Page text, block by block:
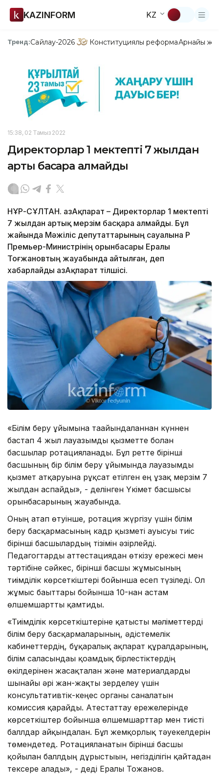
KAZINFORM KZ
Тренд:Сайлау-2026 Конституциялық реформаАрнайы
15:38, 02 Тамыз 2022
Директорлар 1 мектепті 7 жылдан
артық басқара алмайды
НҰР-СҰЛТАН. ҚазАқпарат – Директорлар 1 мектепті
7 жылдан артық мерзім басқара алмайды. Бұл
жайында Мәжіліс депутаттарының сауалына ҚР
Премьер-Министрінің орынбасары Ералы
Тоғжановтың жауабында айтылған, деп
хабарлайды ҚазАқпарат тілшісі.
«Білім беру ұйымына тағайындалғаннан күннен
бастап 4 жыл лауазымды қызметте болған
басшылар ротацияланады. Бұл ретте бірінші
басшының бір білім беру ұйымында лауазымды
қызмет атқаруына рұқсат етілген ең ұзақ мерзім 7
жылдан аспайды», - делінген Үкімет басшысы
орынбасарының жауабында.
Оның атап өтуінше, ротация жүргізу үшін білім
беру басқармасының кадр қызметі ауысуы тиіс
бірінші басшылардың тізімін әзірлейді.
Педагогтарды аттестациядан өткізу ережесі мен
тәртібіне сәйкес, бірінші басшы жұмысының
тиімділік көрсеткіштері бойынша есеп түзіледі. Ол
жұмыс бағыттары бойынша 10-нан астам
өлшемшартты қамтиды.
«Тиімділік көрсеткіштеріне қатысты мәліметтерді
білім беру басқармаларының, әдістемелік
кабинеттердің, бұқаралық ақпарат құралдарының,
білім саласындағы қоғамдық бірлестіктердің
өкілдерінен жасақталған және материалдарды
шынайы әрі жан-жақты зерделеу үшін
консультативтік-кеңес органы саналатын
комиссия қарайды. Атестаттау ережелерінде
көрсеткіштер бойынша өлшемшарттар мен тиісті
баллдар айқындалған. Бұл жемқорлық тәуекелдерін
төмендетед. Ротацияланатын бірінші басшы
қойылған баллдың дұрыстығын, негізділігін қайтадан
тексере алады», - деді Ералы Тоғжанов.